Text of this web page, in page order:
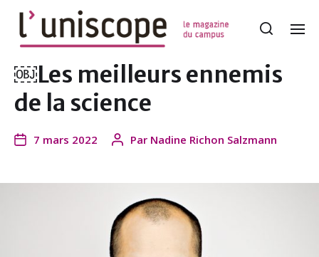
￼Les meilleurs ennemis
de la science
7 mars 2022 Par Nadine Richon Salzmann